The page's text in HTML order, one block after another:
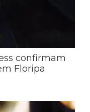
confirmam
Floripa